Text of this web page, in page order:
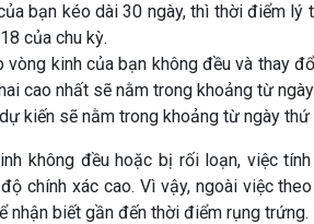
bạn kéo dài 30 ngày, thì thời điểm
của chu kỳ.
vòng kinh của bạn không đều và thay
cao nhất sẽ nằm trong khoảng từ
kiến sẽ nằm trong khoảng từ ngày thứ
không đều hoặc bị rối loạn, việc
chính xác cao. Vì vậy, ngoài việc
nhận biết gần đến thời điểm rụng trứng.